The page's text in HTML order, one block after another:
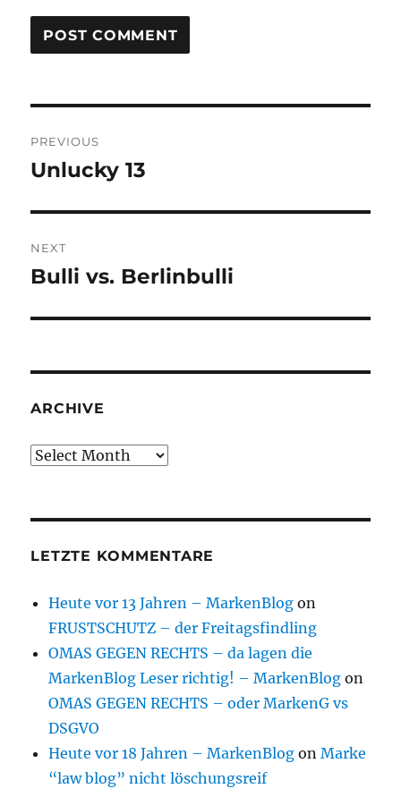
navigation
PREVIOUS
Previous
Unlucky 13
NEXT
Next
Bulli vs. Berlinbulli
ARCHIVE
Archive
LETZTE KOMMENTARE
Heute vor 13 Jahren – MarkenBlog on
FRUSTSCHUTZ – der Freitagsfindling
OMAS GEGEN RECHTS – da lagen die
MarkenBlog Leser richtig! – MarkenBlog on
OMAS GEGEN RECHTS – oder MarkenG vs
DSGVO
Heute vor 18 Jahren – MarkenBlog onMarke
“law blog” nicht löschungsreif